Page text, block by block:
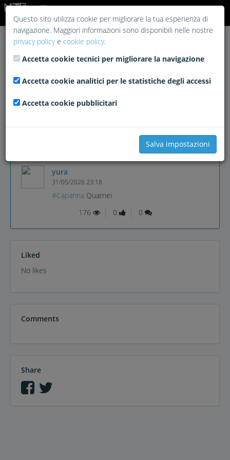
yura
31/05/2026 23:18
#Capanna Quarnei
176
0 0
Liked
No likes
Comments
Share
Questo sito utilizza cookie per migliorare la tua esperienza di
navigazione. Maggiori informazioni sono disponibili nelle nostre
privacy policye cookie policy.
Accetta cookie tecnici per migliorare la navigazione
Accetta cookie analitici per le statistiche degli accessi
Accetta cookie pubblicitari
Salva impostazioni